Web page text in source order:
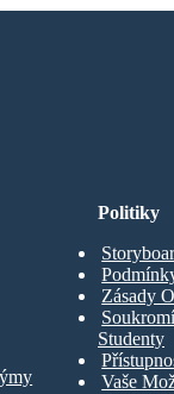
Politiky
Zásady
Studenty
Vaše